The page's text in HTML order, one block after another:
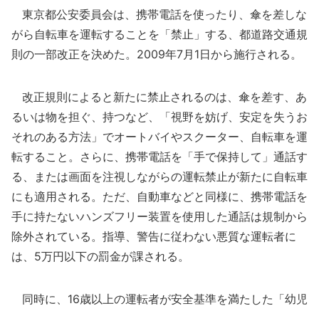
東京都公安委員会は、携帯電話を使ったり、傘を差しな
がら自転車を運転することを「禁止」する、都道路交通規
則の一部改正を決めた。2009年7月1日から施行される。
改正規則によると新たに禁止されるのは、傘を差す、あ
るいは物を担ぐ、持つなど、「視野を妨げ、安定を失うお
それのある方法」でオートバイやスクーター、自転車を運
転すること。さらに、携帯電話を「手で保持して」通話す
る、または画面を注視しながらの運転禁止が新たに自転車
にも適用される。ただ、自動車などと同様に、携帯電話を
手に持たないハンズフリー装置を使用した通話は規制から
除外されている。指導、警告に従わない悪質な運転者に
は、5万円以下の罰金が課される。
同時に、16歳以上の運転者が安全基準を満たした「幼児